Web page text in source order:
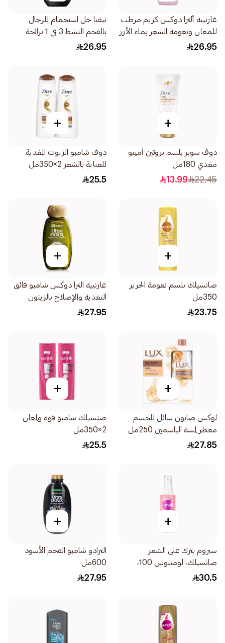
غارنييه ألترا دوكس كريم مرطب
للمعان ونعومة الشعر بماء الأرز
والنشا 200مل
26.95
نيفيا جل استحمام للرجال
بالفحم النشط 3 في 1 برائحة
خشبية 250مل
26.95
+
دوڤ سوبر بلسم بروتين أمينو
مغذي 180مل
22.45
13.99
+
دوف شامبو الزيوت المغذية
للعناية بالشعر 2×350مل
25.5
+
صانسيلك بلسم نعومة الحرير
350مل
23.75
+
غارنييه الترا دوكس شامبو فائق
التغذية والإصلاح بالزيتون
الأسطوري 600مل
27.95
+
لوكس صابون سائل للجسم
معطر لمسة الياسمين 250مل
27.85
+
صنسيلك شامبو قوة ولمعان
2×350مل
25.5
+
سيروم يترك على الشعر
صانسيلك، لومينوس 100،
90مل
30.5
+
الترادو شامبو الفحم الأسود
600مل
27.95